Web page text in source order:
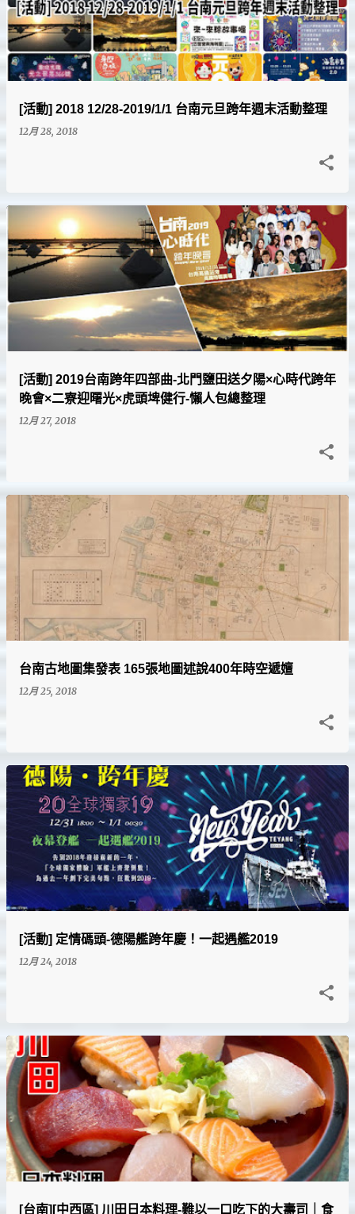
[活動] 2018 12/28-2019/1/1 台南元旦跨年週末活動整理
12月 28, 2018
[活動] 2019台南跨年四部曲-北門鹽田送夕陽×心時代跨年
晚會×二寮迎曙光×虎頭埤健行-懶人包總整理
12月 27, 2018
台南古地圖集發表 165張地圖述說400年時空遞嬗
12月 25, 2018
[活動] 定情碼頭-德陽艦跨年慶！一起遇艦2019
12月 24, 2018
[台南][中西區] 川田日本料理-難以一口吃下的大壽司｜食